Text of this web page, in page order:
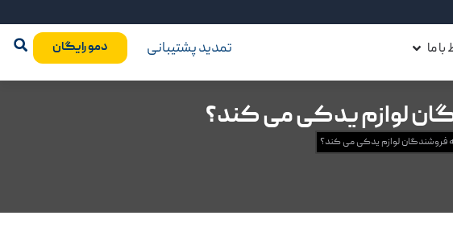
با ما تمدید پشتیبانی دمو رایگان
لوازم یدکی می کند؟
فروشندگان لوازم یدکی می کند؟